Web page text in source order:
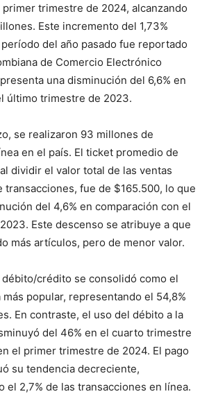
trimestre de 2024, alcanzando
Este incremento del 1,73%
del año pasado fue reportado
de Comercio Electrónico
una disminución del 6,6% en
último trimestre de 2023.
se realizaron 93 millones de
en el país. El ticket promedio de
dividir el valor total de las ventas
fue de $165.500, lo que
del 4,6% en comparación con el
Este descenso se atribuye a que
más artículos, pero de menor valor.
débito/crédito se consolidó como el
popular, representando el 54,8%
En contraste, el uso del débito a la
del 46% en el cuarto trimestre
el primer trimestre de 2024. El pago
su tendencia decreciente,
el 2,7% de las transacciones en línea.